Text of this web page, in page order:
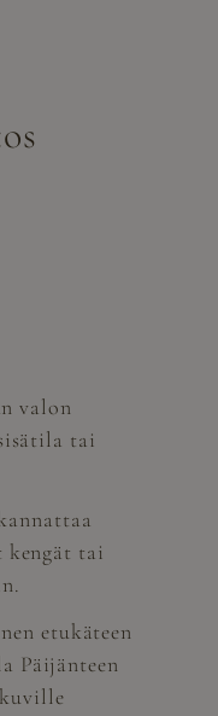
valon
tai
kengät tai
etukäteen
Päijänteen